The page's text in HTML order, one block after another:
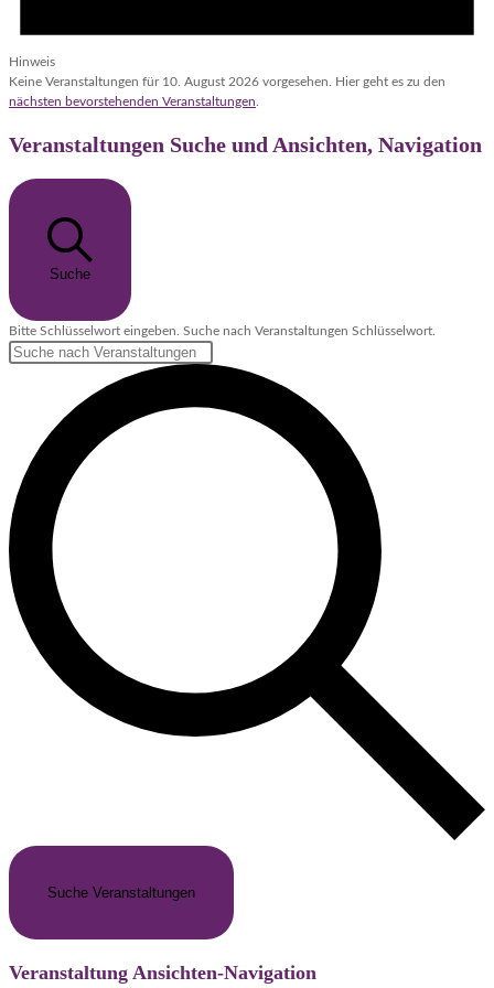
Hinweis
Keine Veranstaltungen für 10. August 2026 vorgesehen. Hier geht es zu den
nächsten bevorstehenden Veranstaltungen
Veranstaltungen Suche und Ansichten, Navigation
Suche
Bitte Schlüsselwort eingeben. Suche nach Veranstaltungen Schlüsselwort.
Suche Veranstaltungen
Veranstaltung Ansichten-Navigation